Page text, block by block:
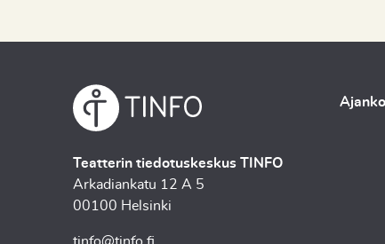
Teatterin tiedotuskeskus TINFO
Arkadiankatu 12 A 5
00100 Helsinki
tinfo@tinfo.fi